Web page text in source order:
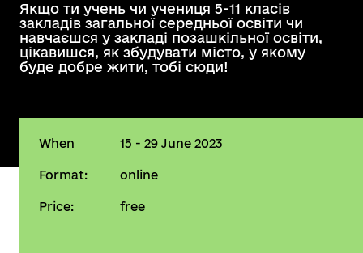
Якщо ти учень чи учениця 5-11 класів
закладів загальної середньої освіти чи
навчаєшся у закладі позашкільної освіти,
цікавишся, як збудувати місто, у якому
буде добре жити, тобі сюди!
When 15 - 29 June 2023
Format: online
Price: free